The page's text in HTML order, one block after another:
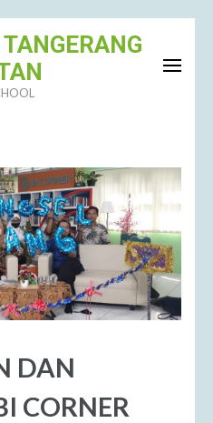
DAN
CORNER